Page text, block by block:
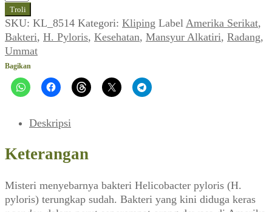
Radang
dan
Misteri
Bakteri
H.
Pyloris
(Ummat_No.
1997)
Troli
SKU: KL_8514 Kategori: Kliping Label Amerika Serikat,
Bakteri, H. Pyloris, Kesehatan, Mansyur Alkatiri, Radang,
Ummat
Bagikan
Deskripsi
Keterangan
Misteri menyebarnya bakteri Helicobacter pyloris (H.
pyloris) terungkap sudah. Bakteri yang kini diduga keras